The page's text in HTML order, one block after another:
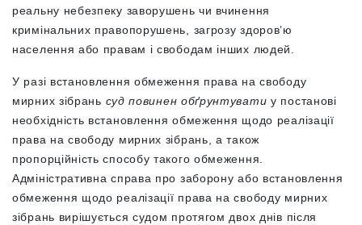
реальну небезпеку заворушень чи вчинення
кримінальних правопорушень, загрозу здоров’ю
населення або правам і свободам інших людей.
У разі встановлення обмеження права на свободу
мирних зібрань суд повинен обґрунтувати у постанові
необхідність встановлення обмеження щодо реалізації
права на свободу мирних зібрань, а також
пропорційність способу такого обмеження.
Адміністративна справа про заборону або встановлення
обмеження щодо реалізації права на свободу мирних
зібрань вирішується судом протягом двох днів після